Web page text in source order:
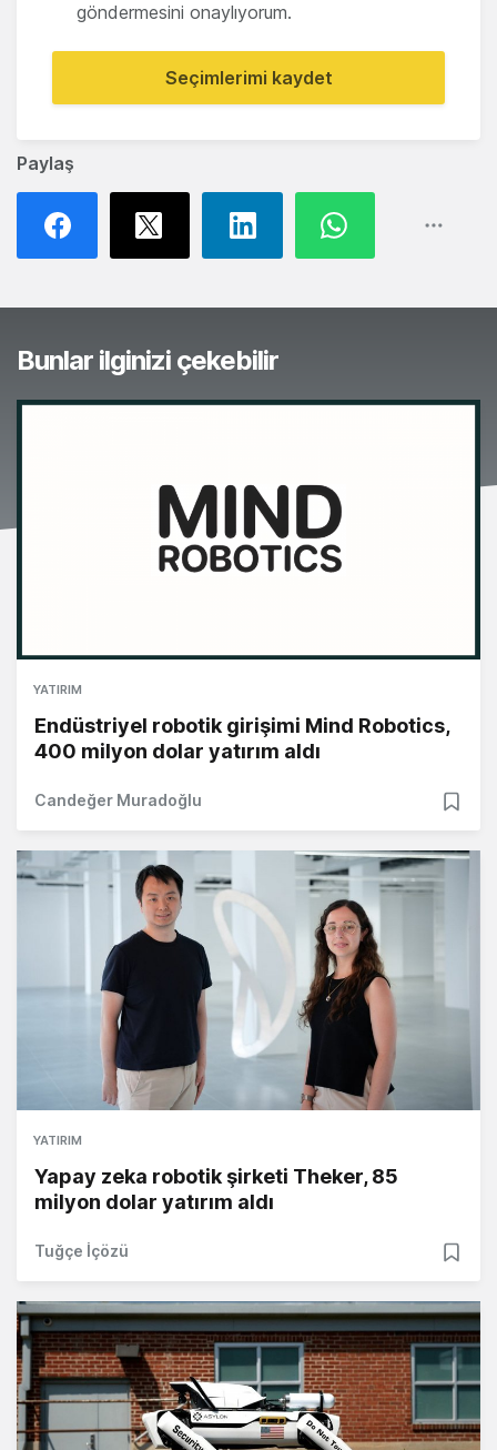
Paylaş
göndermesini onaylıyorum.
Seçimlerimi kaydet
Bunlar ilginizi çekebilir
YATIRIM
Endüstriyel robotik girişimi Mind Robotics,
400 milyon dolar yatırım aldı
Candeğer Muradoğlu
YATIRIM
Yapay zeka robotik şirketi Theker, 85
milyon dolar yatırım aldı
Tuğçe İçözü